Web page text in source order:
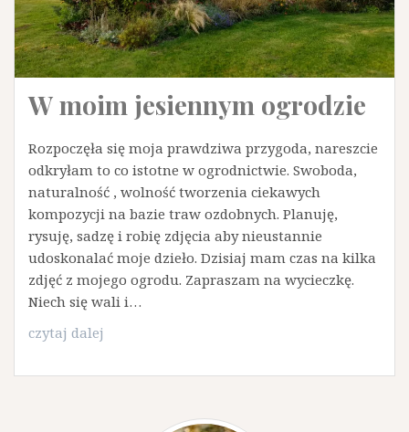
W moim jesiennym ogrodzie
Rozpoczęła się moja prawdziwa przygoda, nareszcie
odkryłam to co istotne w ogrodnictwie. Swoboda,
naturalność , wolność tworzenia ciekawych
kompozycji na bazie traw ozdobnych. Planuję,
rysuję, sadzę i robię zdjęcia aby nieustannie
udoskonalać moje dzieło. Dzisiaj mam czas na kilka
zdjęć z mojego ogrodu. Zapraszam na wycieczkę.
Niech się wali i…
czytaj dalej
jesiennym